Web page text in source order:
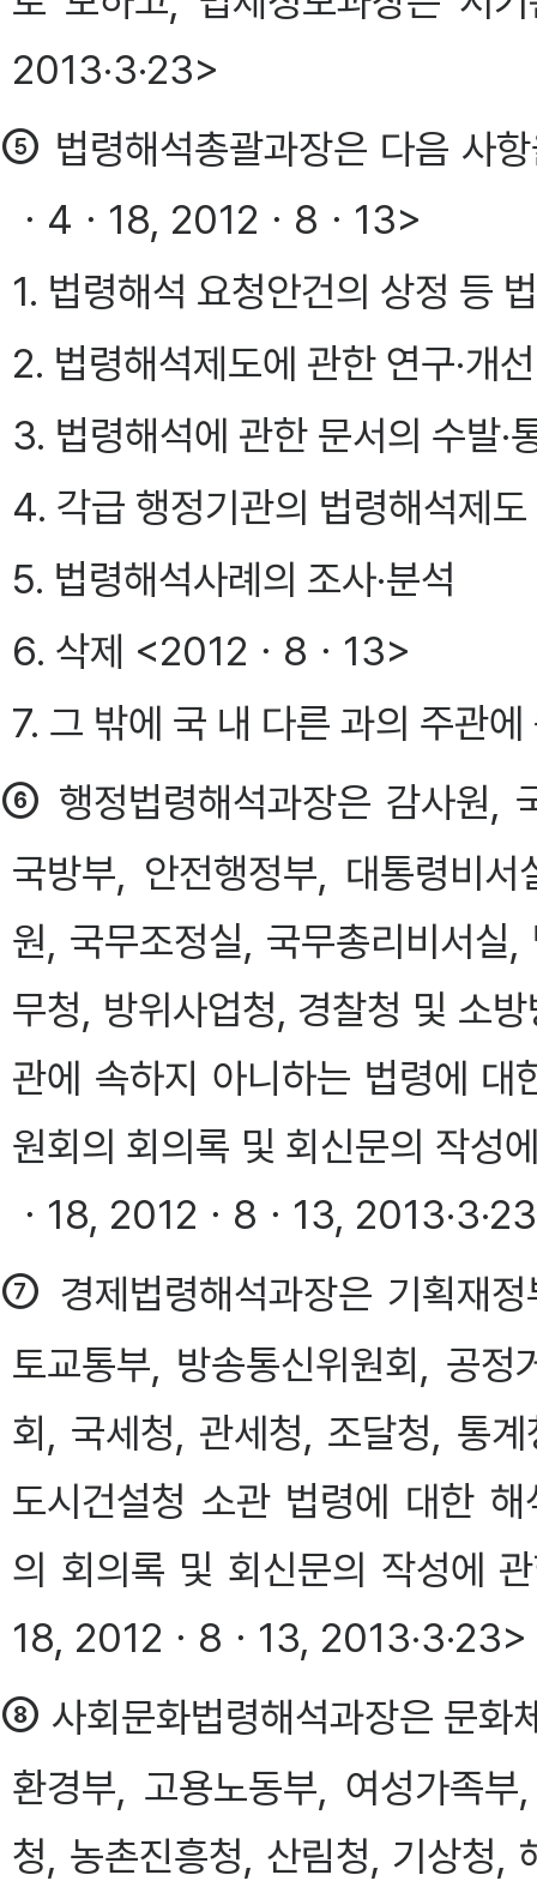
2013·3·23>
⑤ 법령해석총괄과장은 다음 사
ㆍ4ㆍ18, 2012ㆍ8ㆍ13>
1. 법령해석 요청안건의 상정 등
2. 법령해석제도에 관한 연구·개
3. 법령해석에 관한 문서의 수발·
4. 각급 행정기관의 법령해석제
5. 법령해석사례의 조사·분석
6. 삭제 <2012ㆍ8ㆍ13>
7. 그 밖에 국 내 다른 과의 주관
⑥ 행정법령해석과장은 감사원,
국방부, 안전행정부, 대통령비
원, 국무조정실, 국무총리비서실
무청, 방위사업청, 경찰청 및 소
관에 속하지 아니하는 법령에 대
원회의 회의록 및 회신문의 작성
ㆍ18, 2012ㆍ8ㆍ13,
⑦ 경제법령해석과장은 기획재
토교통부, 방송통신위원회, 공정
회, 국세청, 관세청, 조달청, 통
도시건설청 소관 법령에 대한
의 회의록 및 회신문의 작성에
18, 2012ㆍ8ㆍ13, 2013·3·23>
⑧ 사회문화법령해석과장은 문화
환경부, 고용노동부, 여성가족
청, 농촌진흥청, 산림청, 기상청,